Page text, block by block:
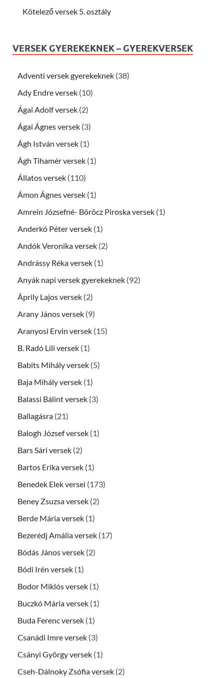
Kötelező versek 5. osztály
VERSEK GYEREKEKNEK – GYEREKVERSEK
Adventi versek gyerekeknek (38)
Ady Endre versek (10)
Ágai Adolf versek (2)
Ágai Ágnes versek (3)
Ágh István versek (1)
Ágh Tihamér versek (1)
Állatos versek (110)
Ámon Ágnes versek (1)
Amrein Józsefné- Böröcz Piroska versek (1)
Anderkó Péter versek (1)
Andók Veronika versek (2)
Andrássy Réka versek (1)
Anyák napi versek gyerekeknek (92)
Áprily Lajos versek (2)
Arany János versek (9)
Aranyosi Ervin versek (15)
B. Radó Lili versek (1)
Babits Mihály versek (5)
Baja Mihály versek (1)
Balassi Bálint versek (3)
Ballagásra (21)
Balogh József versek (1)
Bars Sári versek (2)
Bartos Erika versek (1)
Benedek Elek versei (173)
Beney Zsuzsa versek (2)
Berde Mária versek (1)
Bezerédj Amália versek (17)
Bódás János versek (2)
Bódi Irén versek (1)
Bodor Miklós versek (1)
Buczkó Mária versek (1)
Buda Ferenc versek (1)
Csanádi Imre versek (3)
Csányi György versek (1)
Cseh-Dálnoky Zsófia versek (2)